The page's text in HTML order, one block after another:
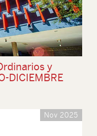
y
DICIEMBRE
Nov 2025